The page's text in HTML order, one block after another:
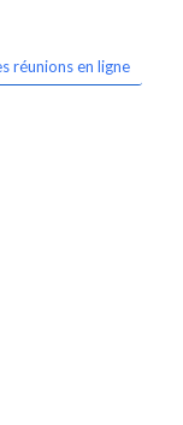
réunions en ligne